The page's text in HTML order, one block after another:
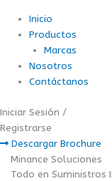
Inicio
Productos
Marcas
Nosotros
Contáctanos
Iniciar Sesión /
Registrarse
Descargar Brochure
Minance Soluciones
Todo en Suministros